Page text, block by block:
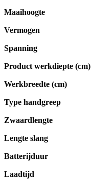
Maaihoogte
Vermogen
Spanning
Product werkdiepte (cm)
Werkbreedte (cm)
Type handgreep
Zwaardlengte
Lengte slang
Batterijduur
Laadtijd